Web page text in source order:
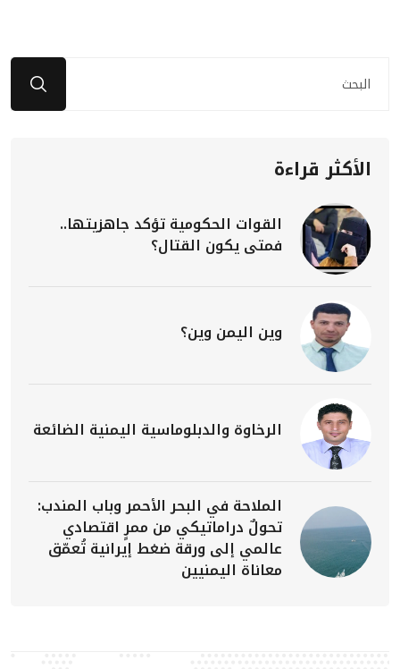
الأكثر قراءة
القوات الحكومية تؤكد جاهزيتها..
فمتى يكون القتال؟
وين اليمن وين؟
الرخاوة والدبلوماسية اليمنية الضائعة
الملاحة في البحر الأحمر وباب المندب:
تحولٌ دراماتيكي من ممرٍ اقتصادي
عالمي إلى ورقة ضغط إيرانية تُعمّق
معاناة اليمنيين